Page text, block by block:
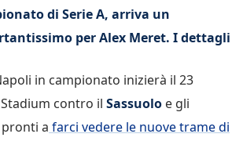
di Serie A, arriva un
per Alex Meret. I dettagli
in campionato inizierà il 23
contro il Sassuolo e gli
a farci vedere le nuove trame di